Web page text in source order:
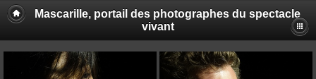
Mascarille, portail des photographes du spectacle
vivant